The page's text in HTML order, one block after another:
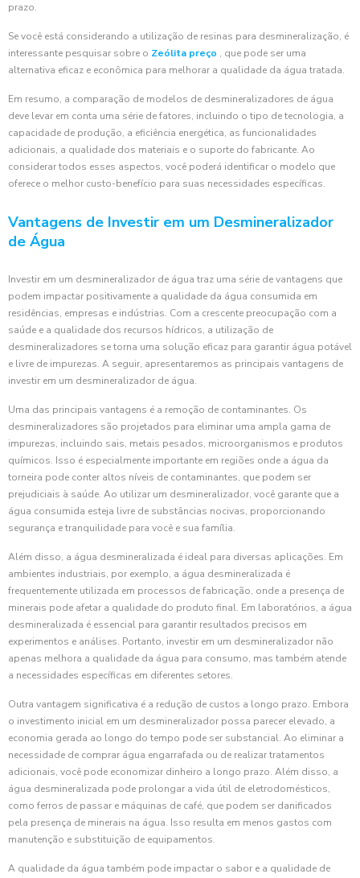
prazo.
Se você está considerando a utilização de resinas para desmineralização, é
interessante pesquisar sobre o Zeólita preço , que pode ser uma
alternativa eficaz e econômica para melhorar a qualidade da água tratada.
Em resumo, a comparação de modelos de desmineralizadores de água
deve levar em conta uma série de fatores, incluindo o tipo de tecnologia, a
capacidade de produção, a eficiência energética, as funcionalidades
adicionais, a qualidade dos materiais e o suporte do fabricante. Ao
considerar todos esses aspectos, você poderá identificar o modelo que
oferece o melhor custo-benefício para suas necessidades específicas.
Vantagens de Investir em um Desmineralizador
de Água
Investir em um desmineralizador de água traz uma série de vantagens que
podem impactar positivamente a qualidade da água consumida em
residências, empresas e indústrias. Com a crescente preocupação com a
saúde e a qualidade dos recursos hídricos, a utilização de
desmineralizadores se torna uma solução eficaz para garantir água potável
e livre de impurezas. A seguir, apresentaremos as principais vantagens de
investir em um desmineralizador de água.
Uma das principais vantagens é a remoção de contaminantes. Os
desmineralizadores são projetados para eliminar uma ampla gama de
impurezas, incluindo sais, metais pesados, microorganismos e produtos
químicos. Isso é especialmente importante em regiões onde a água da
torneira pode conter altos níveis de contaminantes, que podem ser
prejudiciais à saúde. Ao utilizar um desmineralizador, você garante que a
água consumida esteja livre de substâncias nocivas, proporcionando
segurança e tranquilidade para você e sua família.
Além disso, a água desmineralizada é ideal para diversas aplicações. Em
ambientes industriais, por exemplo, a água desmineralizada é
frequentemente utilizada em processos de fabricação, onde a presença de
minerais pode afetar a qualidade do produto final. Em laboratórios, a água
desmineralizada é essencial para garantir resultados precisos em
experimentos e análises. Portanto, investir em um desmineralizador não
apenas melhora a qualidade da água para consumo, mas também atende
a necessidades específicas em diferentes setores.
Outra vantagem significativa é a redução de custos a longo prazo. Embora
o investimento inicial em um desmineralizador possa parecer elevado, a
economia gerada ao longo do tempo pode ser substancial. Ao eliminar a
necessidade de comprar água engarrafada ou de realizar tratamentos
adicionais, você pode economizar dinheiro a longo prazo. Além disso, a
água desmineralizada pode prolongar a vida útil de eletrodomésticos,
como ferros de passar e máquinas de café, que podem ser danificados
pela presença de minerais na água. Isso resulta em menos gastos com
manutenção e substituição de equipamentos.
A qualidade da água também pode impactar o sabor e a qualidade de